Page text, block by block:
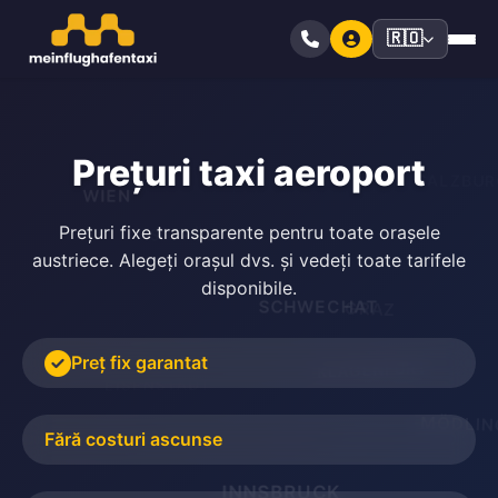
🇷🇴
WIEN
LINZ
INNSBRUCK
ST. PÖLTEN
EISENSTADT
Prețuri taxi aeroport
Prețuri fixe transparente pentru toate orașele
austriece. Alegeți orașul dvs. și vedeți toate tarifele
disponibile.
Preț fix garantat
Fără costuri ascunse